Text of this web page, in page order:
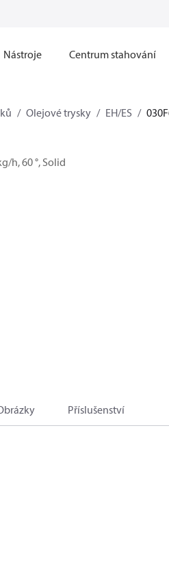
Nástroje Centrum stahování
Olejové trysky EH/ES
h, 60 °, Solid
Příslušenství